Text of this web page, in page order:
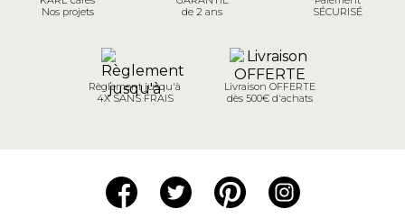
Nos projets
de 2 ans
SÉCURISÉ
Règlement jusqu'à
4X SANS FRAIS
Livraison OFFERTE
dès 500€ d'achats